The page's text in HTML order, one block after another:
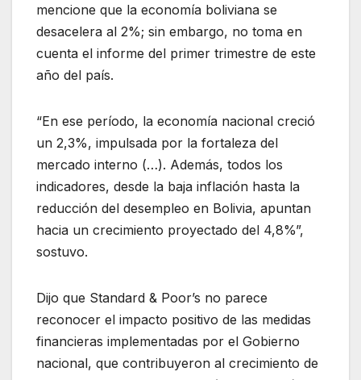
mencione que la economía boliviana se
desacelera al 2%; sin embargo, no toma en
cuenta el informe del primer trimestre de este
año del país.
“En ese período, la economía nacional creció
un 2,3%, impulsada por la fortaleza del
mercado interno (…). Además, todos los
indicadores, desde la baja inflación hasta la
reducción del desempleo en Bolivia, apuntan
hacia un crecimiento proyectado del 4,8%”,
sostuvo.
Dijo que Standard & Poor’s no parece
reconocer el impacto positivo de las medidas
financieras implementadas por el Gobierno
nacional, que contribuyeron al crecimiento de